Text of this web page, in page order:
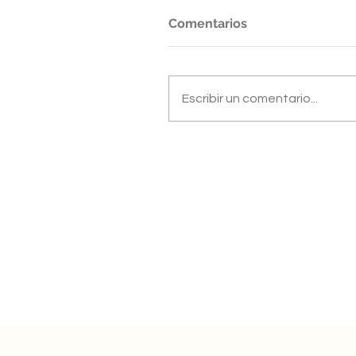
Comentarios
Escribir un comentario...